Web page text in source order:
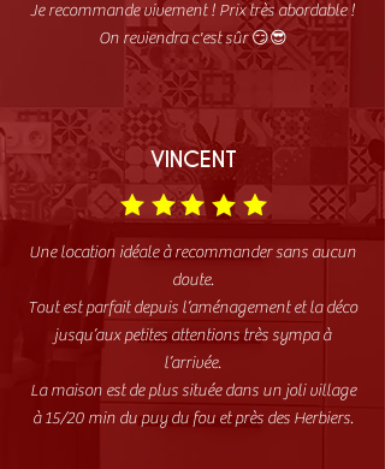
Je recommande vivement ! Prix très abordable !
On reviendra c'est sûr 😏😎
VINCENT
Une location idéale à recommander sans aucun
doute.
Tout est parfait depuis l’aménagement et la déco
jusqu’aux petites attentions très sympa à
l’arrivée.
La maison est de plus située dans un joli village
à 15/20 min du puy du fou et près des Herbiers.